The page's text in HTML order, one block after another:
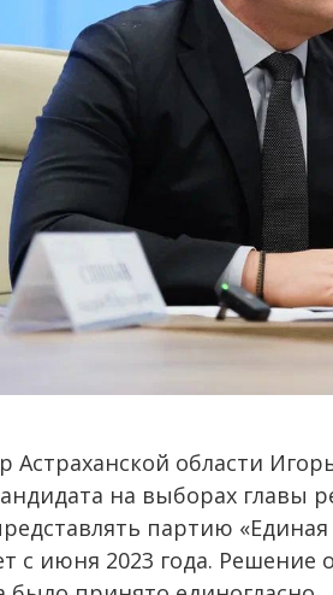
Астраханской области
на выборах главы
партию
с июня 2023 года.